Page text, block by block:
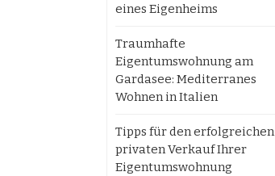
eines Eigenheims
Traumhafte
Eigentumswohnung am
Gardasee: Mediterranes
Wohnen in Italien
Tipps für den erfolgreichen
privaten Verkauf Ihrer
Eigentumswohnung